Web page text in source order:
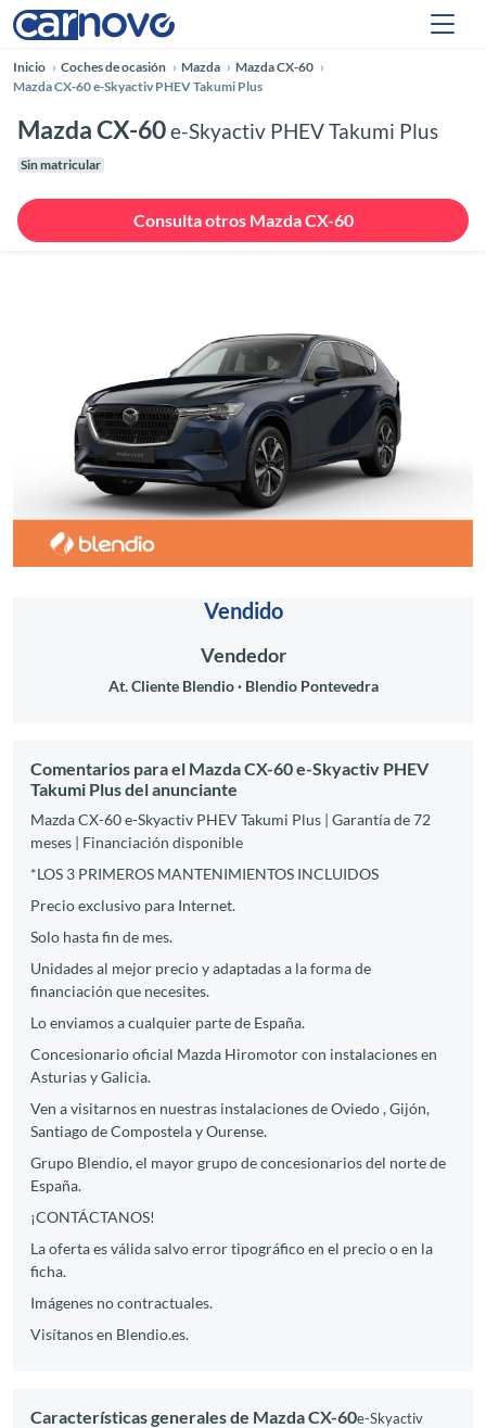
Inicio Coches de ocasión Mazda
Mazda CX-60
Mazda CX-60 e-Skyactiv PHEV Takumi Plus
Mazda CX-60e-Skyactiv PHEV Takumi Plus
Sin matricular
Consulta otros Mazda CX-60
Anterior
Vendido
Vendedor
At. Cliente Blendio Blendio Pontevedra
Comentarios para el Mazda CX-60 e-Skyactiv PHEV
Takumi Plus del anunciante
Mazda CX-60 e-Skyactiv PHEV Takumi Plus | Garantía de 72
meses | Financiación disponible
*LOS 3 PRIMEROS MANTENIMIENTOS INCLUIDOS
Precio exclusivo para Internet.
Solo hasta fin de mes.
Unidades al mejor precio y adaptadas a la forma de
financiación que necesites.
Lo enviamos a cualquier parte de España.
Concesionario oficial Mazda Hiromotor con instalaciones en
Asturias y Galicia.
Ven a visitarnos en nuestras instalaciones de Oviedo , Gijón,
Santiago de Compostela y Ourense.
Grupo Blendio, el mayor grupo de concesionarios del norte de
España.
¡CONTÁCTANOS!
La oferta es válida salvo error tipográfico en el precio o en la
ficha.
Imágenes no contractuales.
Visítanos en Blendio.es.
Características generales de Mazda CX-60e-Skyactiv